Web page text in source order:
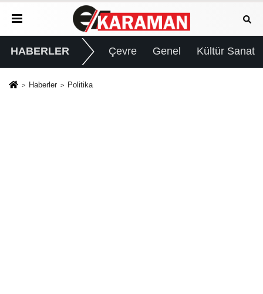
HABERLER Çevre Genel Kültür Sanat
Haberler Politika